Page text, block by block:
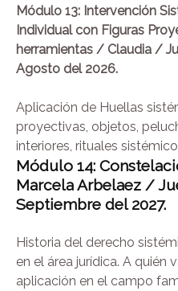
Módulo 13: Intervención
Individual con Figuras
herramientas / Claudia /
Agosto del 2026.
Aplicación de Huellas
proyectivas, objetos,
interiores, rituales
Módulo 14:
Marcela Arbelaez /
Septiembre del 2027.
Historia del derecho
en el área jurídica. A quién
aplicación en el campo